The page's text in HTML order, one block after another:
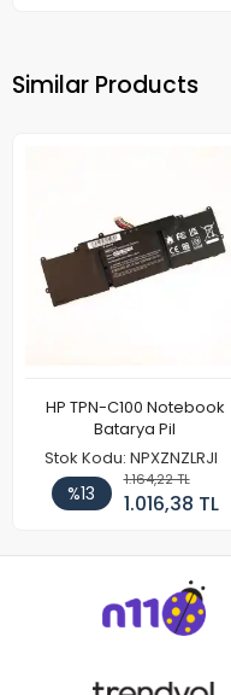
Similar Products
HP TPN-C100 Notebook
Batarya Pil
Stok Kodu: NPXZNZLRJI
%13
1.164,22 TL
1.016,38 TL